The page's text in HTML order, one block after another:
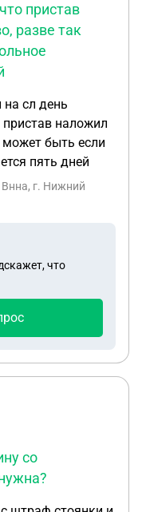
пристав
разве так
сл день
наложил
может быть если
пять дней
г. Нижний
что
со